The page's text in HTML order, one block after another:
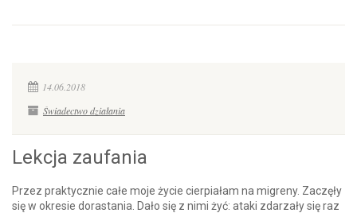
14.06.2018
Świadectwo działania
Lekcja zaufania
Przez praktycznie całe moje życie cierpiałam na migreny. Zaczęły
się w okresie dorastania. Dało się z nimi żyć: ataki zdarzały się raz